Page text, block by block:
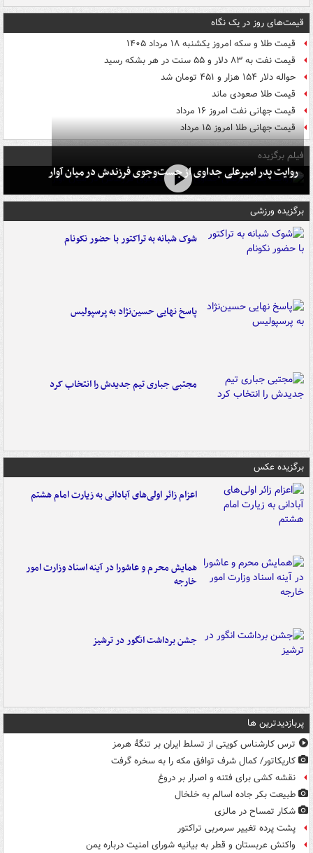
قیمت‌های روز در یک نگاه
قیمت طلا و سکه امروز یکشنبه ۱۸ مرداد ۱۴۰۵
قیمت نفت به ۸۳ دلار و ۵۵ سنت در هر بشکه رسید
حواله دلار ۱۵۴ هزار و ۴۵۱ تومان شد
قیمت طلا صعودی ماند
قیمت جهانی نفت امروز ۱۶ مرداد
قیمت جهانی طلا امروز ۱۵ مرداد
فیلم برگزیده
روایت پدر امیرعلی جداوی از جست‌وجوی فرزندش در میان آوار
برگزیده ورزشی
شوک شبانه به تراکتور با حضور نکونام
پاسخ نهایی حسین‌نژاد به پرسپولیس
مجتبی جباری تیم جدیدش را انتخاب کرد
برگزیده عکس
اعزام زائر اولی‌های آبادانی به زیارت امام هشتم
همایش محرم و عاشورا در آینه اسناد وزارت امور
خارجه
جشن برداشت انگور در ترشیز
پربازدیدترین ها
ترس کارشناس کویتی از تسلط ایران بر تنگۀ هرمز
کاریکاتور/ کمال شرف توافق مکه را به سخره گرفت
نقشه کشی برای فتنه و اصرار بر دروغ
طبیعت بکر جاده اسالم به خلخال
شکار تمساح در مالزی
پشت پرده تغییر سرمربی تراکتور
واکنش عربستان و قطر به بیانیه شورای امنیت درباره یمن